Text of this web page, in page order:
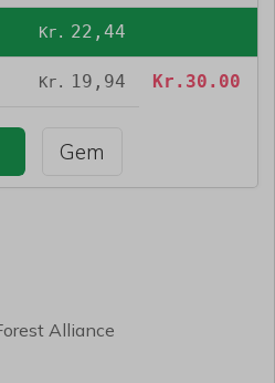
Gem
Kr. 22,44
Kr. 19,94 Kr. 30.00
Alliance